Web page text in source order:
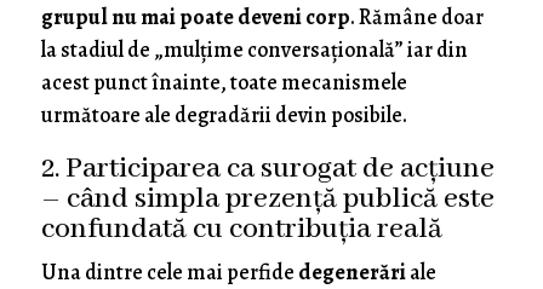
grupul nu mai poate deveni corp. Rămâne doar
la stadiul de „mulțime conversațională” iar din
acest punct înainte, toate mecanismele
următoare ale degradării devin posibile.
2. Participarea ca surogat de acțiune
– când simpla prezență publică este
confundată cu contribuția reală
Una dintre cele mai perfide degenerăriale